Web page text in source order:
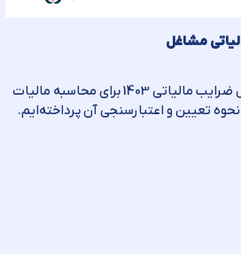
مشاغل
در این مقاله به بررسی جدول ضرایب مالیاتی 1403 برای محاسبه مالیات
تعیین و اعتبارسنجی آن پرداخته‌ایم.